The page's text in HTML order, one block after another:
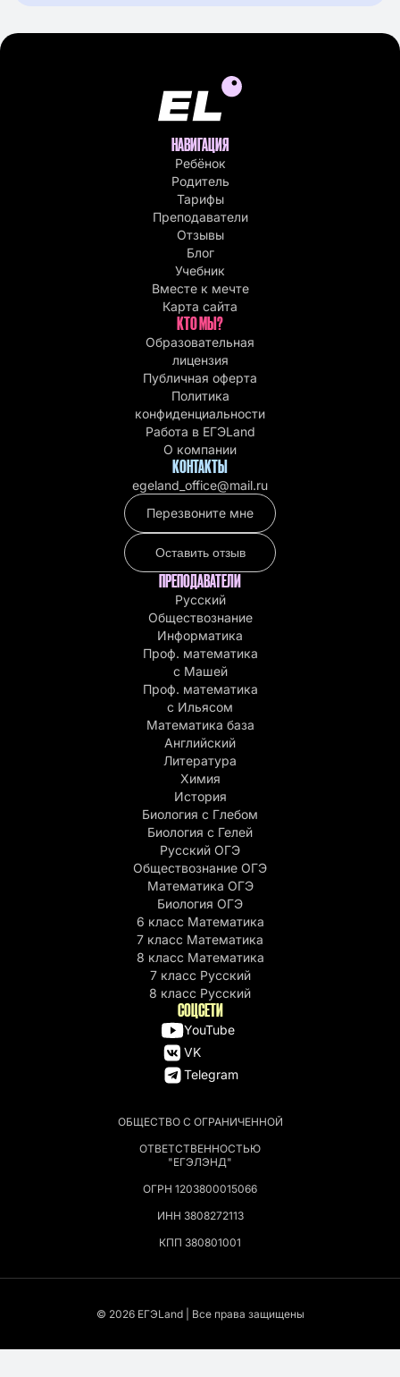
ОБЩЕСТВО С ОГРАНИЧЕННОЙ
ОТВЕТСТВЕННОСТЬЮ
"ЕГЭЛЭНД"
ОГРН 1203800015066
ИНН 3808272113
КПП 380801001
НАВИГАЦИЯ
Ребёнок
Родитель
Тарифы
Преподаватели
Отзывы
Блог
Учебник
Вместе к мечте
Карта сайта
КТО МЫ?
Образовательная
лицензия
Публичная оферта
Политика
конфиденциальности
Работа в EГЭLand
О компании
КОНТАКТЫ
egeland_office@mail.ru
Перезвоните мне
Оставить отзыв
ПРЕПОДАВАТЕЛИ
Русский
Обществознание
Информатика
Проф. математика
с Машей
Проф. математика
c Ильясом
Математика база
Английский
Литература
Химия
История
Биология с Глебом
Биология с Гелей
Русский ОГЭ
Обществознание ОГЭ
Математика ОГЭ
Биология ОГЭ
6 класс Математика
7 класс Математика
8 класс Математика
7 класс Русский
8 класс Русский
СОЦСЕТИ
YouTube
VK
Telegram
© 2026 EГЭLand | Все права защищены